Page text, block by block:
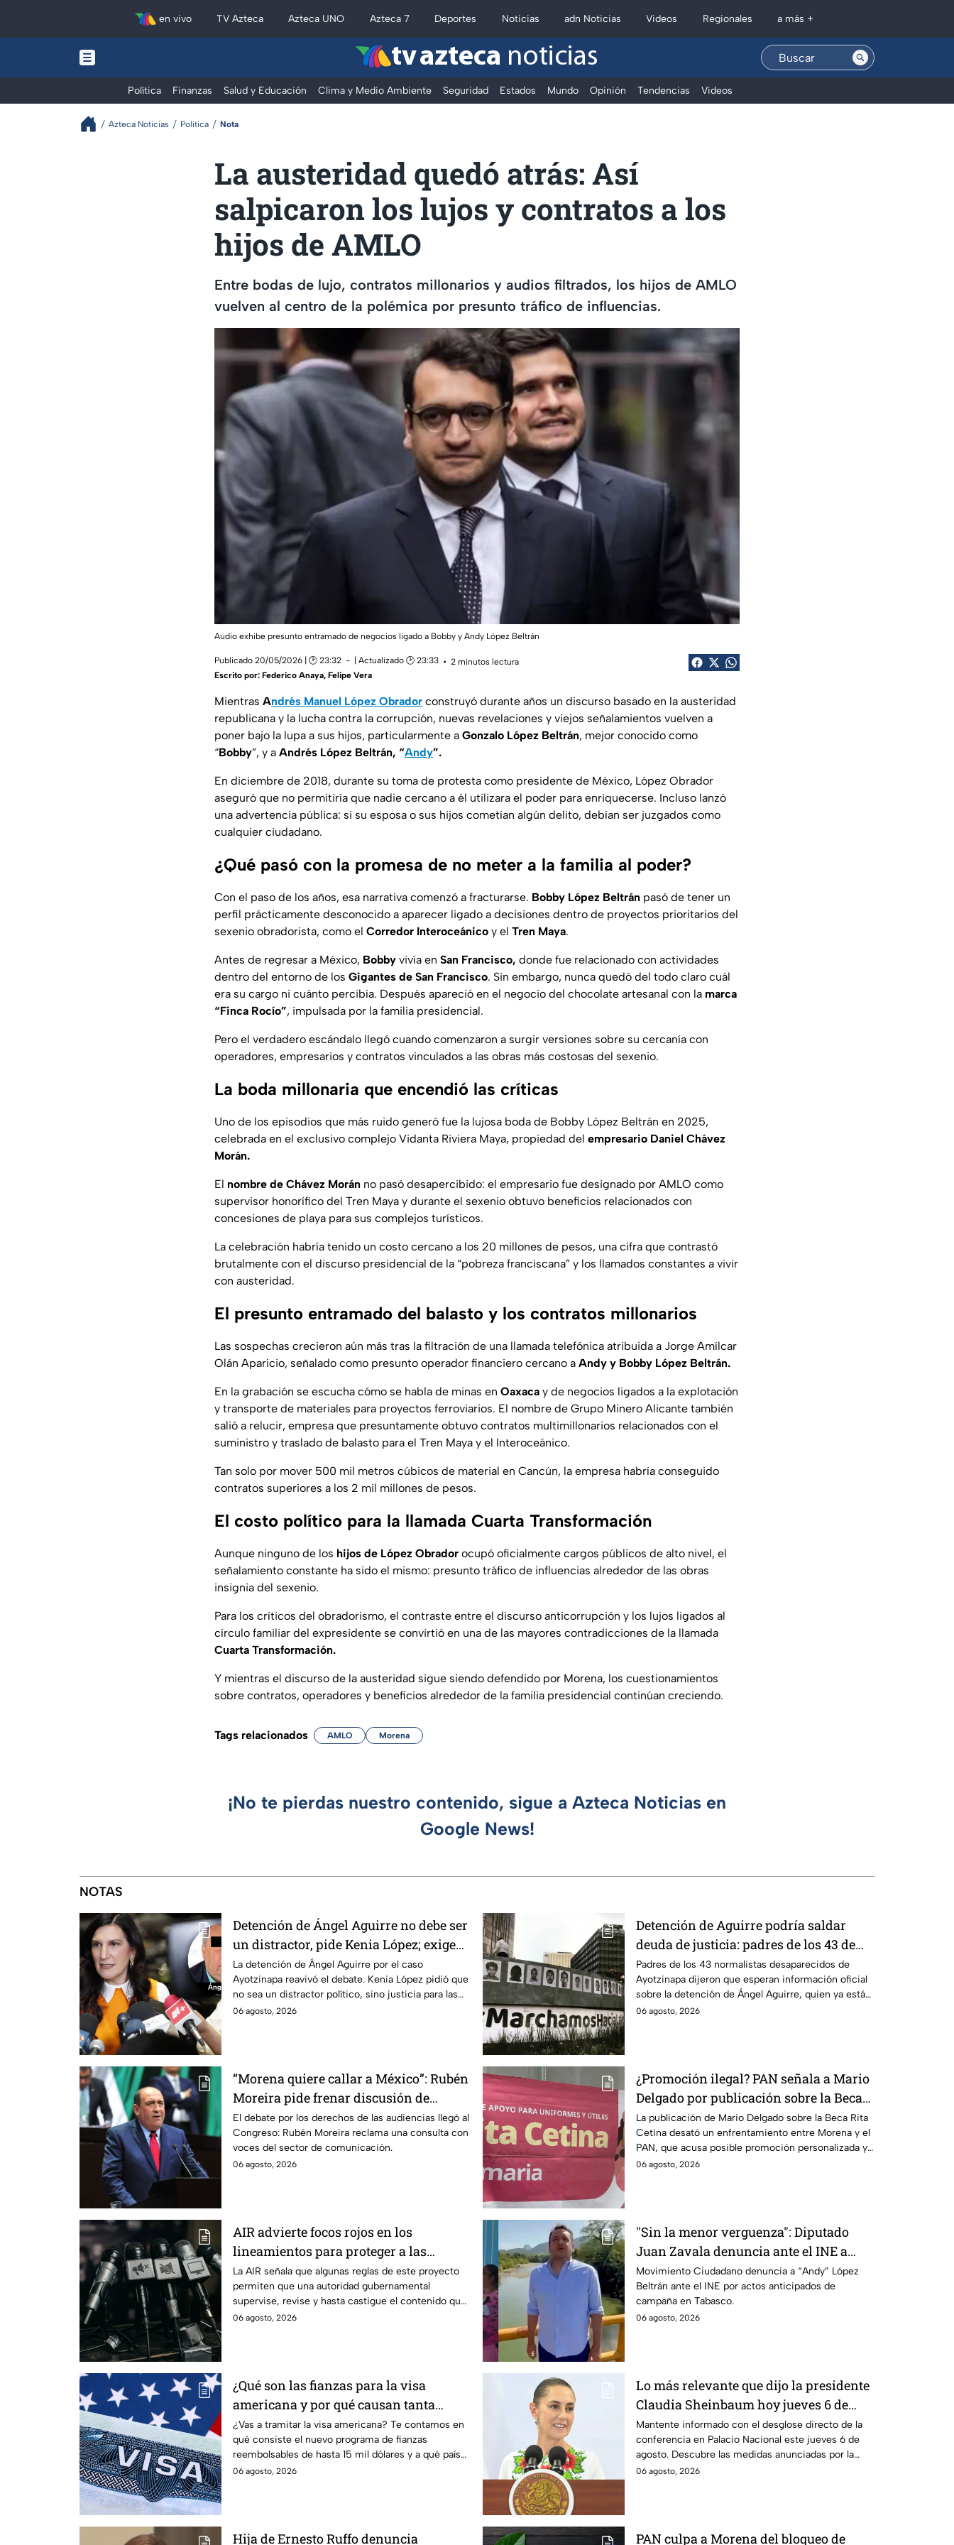
en vivo TV Azteca Azteca UNO Azteca 7 Deportes Noticias adn Noticias Videos Regionales a más +
tv azteca noticias
Política Finanzas Salud y Educación Clima y Medio Ambiente Seguridad Estados Mundo Opinión Tendencias Videos
Azteca Noticias Política Nota
La austeridad quedó atrás: Así
salpicaron los lujos y contratos a los
hijos de AMLO
Entre bodas de lujo, contratos millonarios y audios filtrados, los hijos de AMLO
vuelven al centro de la polémica por presunto tráfico de influencias.
Audio exhibe presunto entramado de negocios ligado a Bobby y Andy López Beltrán
Publicado 20/05/2026 | 🕑 23:32 | Actualizado 🕑 23:33
2 minutos lectura
Escrito por: Federico Anaya, Felipe Vera
Mientras Andrés Manuel López Obrador construyó durante años un discurso basado en la austeridad
republicana y la lucha contra la corrupción, nuevas revelaciones y viejos señalamientos vuelven a
poner bajo la lupa a sus hijos, particularmente a Gonzalo López Beltrán, mejor conocido como
“Bobby”, y a Andrés López Beltrán, “Andy”.
En diciembre de 2018, durante su toma de protesta como presidente de México, López Obrador
aseguró que no permitiría que nadie cercano a él utilizara el poder para enriquecerse. Incluso lanzó
una advertencia pública: si su esposa o sus hijos cometían algún delito, debían ser juzgados como
cualquier ciudadano.
¿Qué pasó con la promesa de no meter a la familia al poder?
Con el paso de los años, esa narrativa comenzó a fracturarse. Bobby López Beltrán pasó de tener un
perfil prácticamente desconocido a aparecer ligado a decisiones dentro de proyectos prioritarios del
sexenio obradorista, como el Corredor Interoceánico y el Tren Maya.
Antes de regresar a México, Bobby vivía en San Francisco, donde fue relacionado con actividades
dentro del entorno de los Gigantes de San Francisco. Sin embargo, nunca quedó del todo claro cuál
era su cargo ni cuánto percibía. Después apareció en el negocio del chocolate artesanal con la marca
“Finca Rocío”, impulsada por la familia presidencial.
Pero el verdadero escándalo llegó cuando comenzaron a surgir versiones sobre su cercanía con
operadores, empresarios y contratos vinculados a las obras más costosas del sexenio.
La boda millonaria que encendió las críticas
Uno de los episodios que más ruido generó fue la lujosa boda de Bobby López Beltrán en 2025,
celebrada en el exclusivo complejo Vidanta Riviera Maya, propiedad del empresario Daniel Chávez
Morán.
El nombre de Chávez Morán no pasó desapercibido: el empresario fue designado por AMLO como
supervisor honorífico del Tren Maya y durante el sexenio obtuvo beneficios relacionados con
concesiones de playa para sus complejos turísticos.
La celebración habría tenido un costo cercano a los 20 millones de pesos, una cifra que contrastó
brutalmente con el discurso presidencial de la “pobreza franciscana” y los llamados constantes a vivir
con austeridad.
El presunto entramado del balasto y los contratos millonarios
Las sospechas crecieron aún más tras la filtración de una llamada telefónica atribuida a Jorge Amílcar
Olán Aparicio, señalado como presunto operador financiero cercano a Andy y Bobby López Beltrán.
En la grabación se escucha cómo se habla de minas en Oaxaca y de negocios ligados a la explotación
y transporte de materiales para proyectos ferroviarios. El nombre de Grupo Minero Alicante también
salió a relucir, empresa que presuntamente obtuvo contratos multimillonarios relacionados con el
suministro y traslado de balasto para el Tren Maya y el Interoceánico.
Tan solo por mover 500 mil metros cúbicos de material en Cancún, la empresa habría conseguido
contratos superiores a los 2 mil millones de pesos.
El costo político para la llamada Cuarta Transformación
Aunque ninguno de los hijos de López Obrador ocupó oficialmente cargos públicos de alto nivel, el
señalamiento constante ha sido el mismo: presunto tráfico de influencias alrededor de las obras
insignia del sexenio.
Para los críticos del obradorismo, el contraste entre el discurso anticorrupción y los lujos ligados al
círculo familiar del expresidente se convirtió en una de las mayores contradicciones de la llamada
Cuarta Transformación.
Y mientras el discurso de la austeridad sigue siendo defendido por Morena, los cuestionamientos
sobre contratos, operadores y beneficios alrededor de la familia presidencial continúan creciendo.
Tags relacionados AMLO Morena
¡No te pierdas nuestro contenido, sigue a Azteca Noticias en
Google News!
NOTAS
Detención de Ángel Aguirre no debe ser
un distractor, pide Kenia López; exige
justicia por caso Ayotzinapa
La detención de Ángel Aguirre por el caso
Ayotzinapa reavivó el debate. Kenia López pidió que
no sea un distractor político, sino justicia para las
familias.
06 agosto, 2026
Detención de Aguirre podría saldar
deuda de justicia: padres de los 43 de
Ayotzinapa
Padres de los 43 normalistas desaparecidos de
Ayotzinapa dijeron que esperan información oficial
sobre la detención de Ángel Aguirre, quien ya está
en el penal del Altiplano.
06 agosto, 2026
“Morena quiere callar a México”: Rubén
Moreira pide frenar discusión de
lineamientos de audiencias hasta
escuchar a periodistas y expertos
El debate por los derechos de las audiencias llegó al
Congreso: Rubén Moreira reclama una consulta con
voces del sector de comunicación.
06 agosto, 2026
¿Promoción ilegal? PAN señala a Mario
Delgado por publicación sobre la Beca
Rita Cetina
La publicación de Mario Delgado sobre la Beca Rita
Cetina desató un enfrentamiento entre Morena y el
PAN, que acusa posible promoción personalizada y
hasta peculado.
06 agosto, 2026
AIR advierte focos rojos en los
lineamientos para proteger a las
audiencias
La AIR señala que algunas reglas de este proyecto
permiten que una autoridad gubernamental
supervise, revise y hasta castigue el contenido que
transmiten los medios.
06 agosto, 2026
"Sin la menor verguenza": Diputado
Juan Zavala denuncia ante el INE a
Andy López Beltrán por campaña
anticipada en Tabasco
Movimiento Ciudadano denuncia a “Andy” López
Beltrán ante el INE por actos anticipados de
campaña en Tabasco.
06 agosto, 2026
¿Qué son las fianzas para la visa
americana y por qué causan tanta
controversia?
¿Vas a tramitar la visa americana? Te contamos en
qué consiste el nuevo programa de fianzas
reembolsables de hasta 15 mil dólares y a qué países
aplica.
06 agosto, 2026
Lo más relevante que dijo la presidente
Claudia Sheinbaum hoy jueves 6 de
agosto en la mañanera
Mantente informado con el desglose directo de la
conferencia en Palacio Nacional este jueves 6 de
agosto. Descubre las medidas anunciadas por la
presidente en tiempo real.
06 agosto, 2026
Hija de Ernesto Ruffo denuncia PAN culpa a Morena del bloqueo de